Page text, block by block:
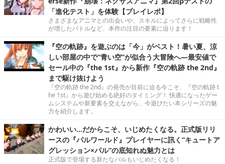
「進化テスト」を体験【プレイレポ】
さまざまなアニマとの出会いや、スキルによってさらに戦略性
が増したバトルなど、本作の注目の要素に迫ります！
『空の軌跡』を遊ぶのは「今」がベスト！暑い夏、涼
しい部屋の中で“青い空”が似合う大冒険へ―最安値で
セール中の『the 1st』から新作『空の軌跡 the 2nd』
まで駆け抜けよう
『空の軌跡 the 2nd』の発売が目前に迫る今こそ、『空の軌跡 t
he 1st』から遊び始める絶好のタイミング！ 快適になったゲー
ムシステムや新要素を交えながら、今遊びたい本シリーズの魅
力を紹介します。
かわいい…だからこそ、いじめたくなる。正式版リリ
ースの『パルワールド』プレイヤーに訊く“キュートア
グレッション×パル”の底知れぬ魅力とは
正式版で登場する新たなパルもいじめたくなる！